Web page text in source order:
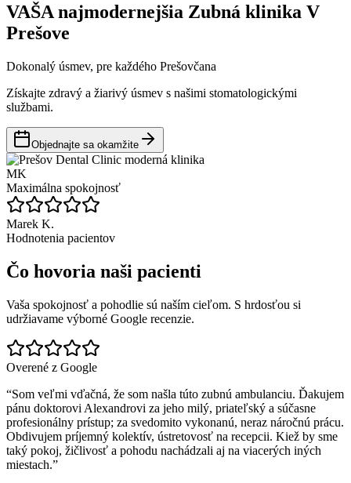
VAŠA najmodernejšia Zubná klinika V
Prešove
Dokonalý úsmev, pre každého Prešovčana
Získajte zdravý a žiarivý úsmev s našimi stomatologickými
službami.
Objednajte sa okamžite
MK
Maximálna spokojnosť
Marek K.
Hodnotenia pacientov
Čo hovoria naši pacienti
Vaša spokojnosť a pohodlie sú naším cieľom. S hrdosťou si
udržiavame výborné Google recenzie.
Overené z Google
“Som veľmi vďačná, že som našla túto zubnú ambulanciu. Ďakujem
pánu doktorovi Alexandrovi za jeho milý, priateľský a súčasne
profesionálny prístup; za svedomito vykonanú, neraz náročnú prácu.
Obdivujem príjemný kolektív, ústretovosť na recepcii. Kiež by sme
taký pokoj, žičlivosť a pohodu nachádzali aj na viacerých iných
miestach.”